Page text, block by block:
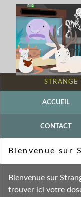
STRANGE
ACCUEIL
CONTACT
Fil des
Bienvenue sur
Bienvenue sur
trouver ici votre